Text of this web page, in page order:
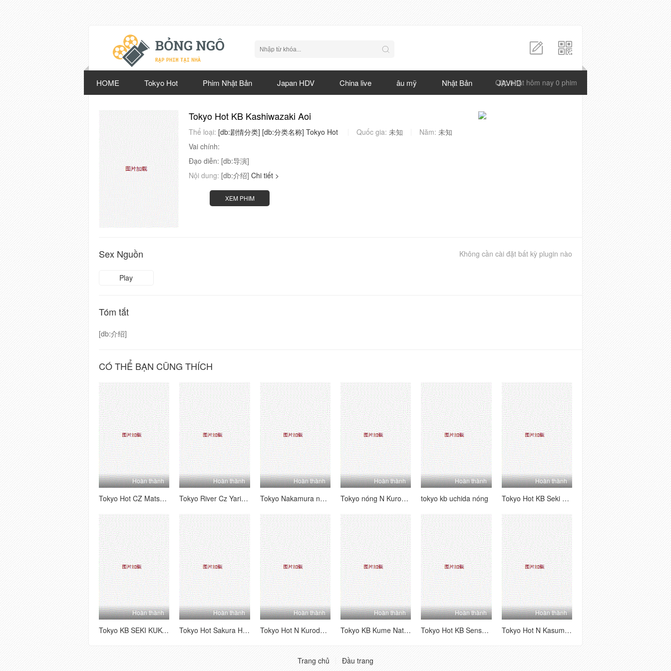
Cập nhật hôm nay 0 phim
HOME Tokyo Hot Phim Nhật Bản Japan HDV China live âu mỹ Nhật Bản JAVHD
Tokyo Hot KB Kashiwazaki Aoi
Thể loại: [db:剧情分类] [db:分类名称] Tokyo Hot Quốc gia: 未知 Năm: 未知
Vai chính:
Đạo diễn: [db:导演]
Nội dung: [db:介绍] Chi tiết >
XEM PHIM
Không cần cài đặt bất kỳ plugin nào
Sex Nguồn
Play
Tóm tắt
[db:介绍]
CÓ THỂ BẠN CŨNG THÍCH
Hoàn thành
Tokyo Hot CZ Matsui Megumi
Hoàn thành
Tokyo River Cz Yari nóng bỏng cho Temple of Mengu Harami Aya
Hoàn thành
Tokyo Nakamura nóng
Hoàn thành
Tokyo nóng N Kuroda Mizuho Daman Daisuke Bangkan [Phần 1]
Hoàn thành
tokyo kb uchida nóng
Hoàn thành
Tokyo Hot KB Seki Sabi
Hoàn thành
Tokyo KB SEKI KUKO Đội Kimura.
Hoàn thành
Tokyo Hot Sakura Hira
Hoàn thành
Tokyo Hot N Kuroda Mizuho Daman Cộng tác phụ nữ 凌 編 編
Hoàn thành
Tokyo KB Kume Natsu
Hoàn thành
Tokyo Hot KB Sensei Chiho Team Kimura Jun
Hoàn thành
Tokyo Hot N Kasumi Kato, Yusuke Sakurai
Trang chủ
Đầu trang